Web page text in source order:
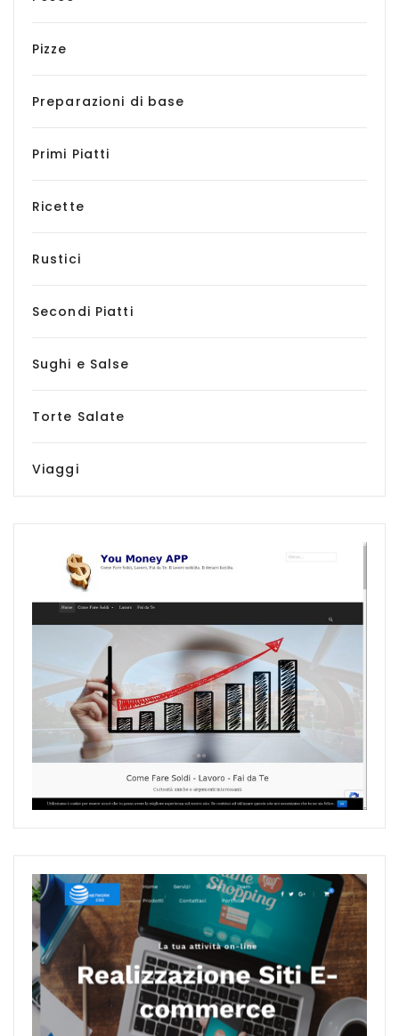
Pizze
Preparazioni di base
Primi Piatti
Ricette
Rustici
Secondi Piatti
Sughi e Salse
Torte Salate
Viaggi